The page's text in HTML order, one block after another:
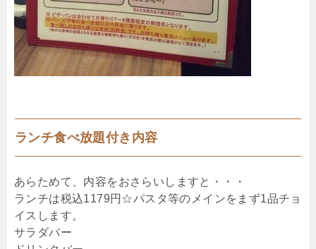
ランチ食べ放題付き内容
あらためて、内容をおさらいしますと・・・
ランチは税込1179円☆パスタ等のメインをまず1品チョ
イスします。
サラダバー